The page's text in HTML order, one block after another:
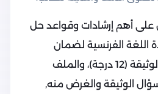
على أهم إرشادات وقواعد حل
اللغة الفرنسية لضمان
الحصول على درجات الوثيقة (12 درجة)، والملف
الوثيقة والغرض منه,